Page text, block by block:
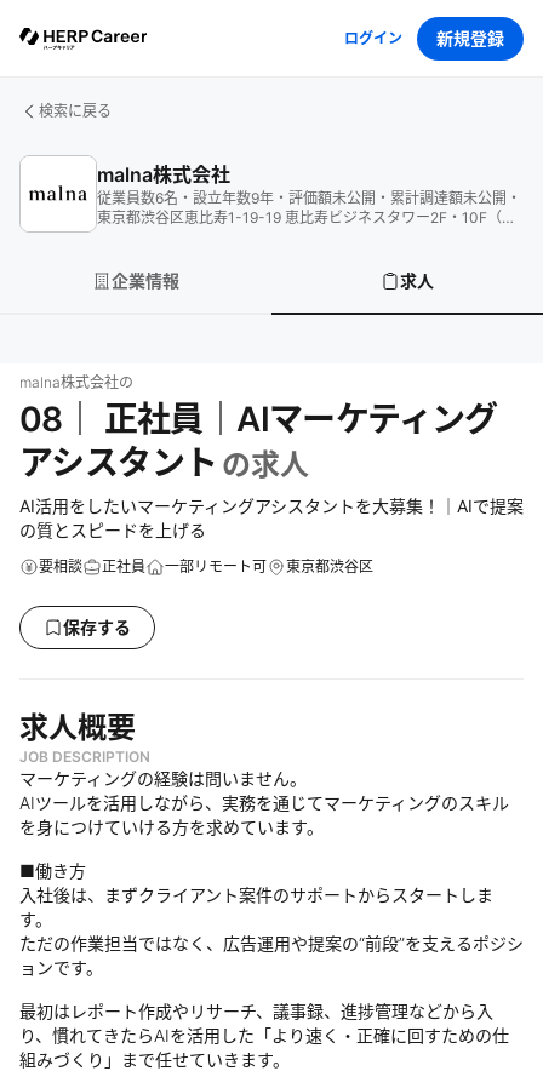
ログイン 新規登録
検索に戻る
malna株式会社
従業員数6名 ・ 設立年数9年 ・ 評価額未公開 ・ 累計調達額未公開 ・
東京都渋谷区恵比寿1-19-19 恵比寿ビジネスタワー2F・10F（受
企業情報 求人
malna株式会社の
08｜ 正社員｜AIマーケティング
アシスタント の求人
AI活用をしたいマーケティングアシスタントを大募集！｜AIで提案
の質とスピードを上げる
要相談 正社員 一部リモート可 東京都渋谷区
保存する
求人概要
JOB DESCRIPTION
マーケティングの経験は問いません。
AIツールを活用しながら、実務を通じてマーケティングのスキル
を身につけていける方を求めています。
■働き方
入社後は、まずクライアント案件のサポートからスタートしま
す。
ただの作業担当ではなく、広告運用や提案の“前段”を支えるポジシ
ョンです。
最初はレポート作成やリサーチ、議事録、進捗管理などから入
り、慣れてきたらAIを活用した「より速く・正確に回すための仕
組みづくり」まで任せていきます。